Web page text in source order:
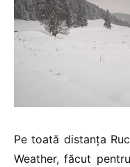
Pe toată distanța
Weather, făcut